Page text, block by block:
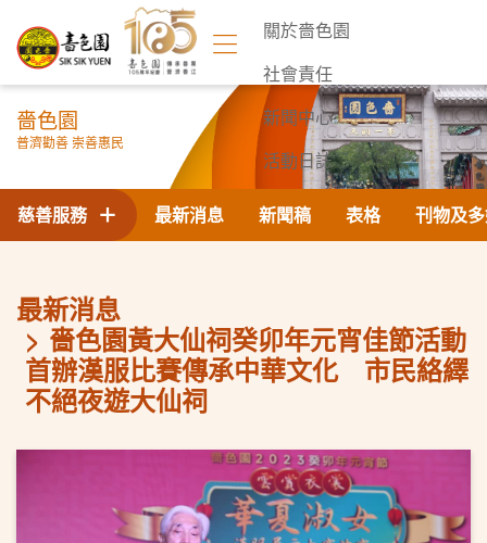
關於嗇色園
社會責任
新聞中心
活動日誌
聯絡我們
嗇色園
普濟勸善 崇善惠民
最新消息 新聞稿 表格 刊物及
慈善服務
最新消息
嗇色園黃大仙祠癸卯年元宵佳節活動
首辦漢服比賽傳承中華文化 市民絡繹
不絕夜遊大仙祠